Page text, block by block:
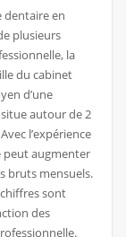
dentaire en
plusieurs
la
du cabinet
d’une
autour de 2
l’expérience
peut augmenter
bruts mensuels.
sont
des